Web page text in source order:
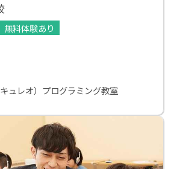
無料体験あり
ュレオ）プログラミング教室